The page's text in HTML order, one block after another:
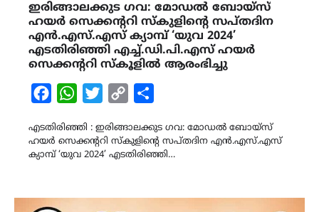
ഇരിങ്ങാലക്കുട ഗവ: മോഡൽ ബോയ്സ്
ഹയർ സെക്കന്ററി സ്കുളിന്റെ സപ്തദിന
എൻ.എസ്.എസ് ക്യാമ്പ് ‘യുവ 2024’
എടതിരിഞ്ഞി എച്ച്.ഡി.പി.എസ് ഹയർ
സെക്കന്ററി സ്കൂളിൽ ആരംഭിച്ചു
FacebookWhatsAppTwitterCopy
എടതിരിഞ്ഞി : ഇരിങ്ങാലക്കുട ഗവ: മോഡൽ ബോയ്സ്
ഹയർ സെക്കന്ററി സ്കുളിന്റെ സപ്തദിന എൻ.എസ്.എസ്
ക്യാമ്പ് ‘യുവ 2024’ എടതിരിഞ്ഞി…